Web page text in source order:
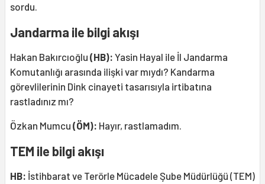
sordu.
Jandarma ile bilgi akışı
Hakan Bakırcıoğlu (HB): Yasin Hayal ile İl Jandarma
Komutanlığı arasında ilişki var mıydı? Kandarma
görevlilerinin Dink cinayeti tasarısıyla irtibatına
rastladınız mı?
Özkan Mumcu (ÖM): Hayır, rastlamadım.
TEM ile bilgi akışı
HB: İstihbarat ve Terörle Mücadele Şube Müdürlüğü (TEM)